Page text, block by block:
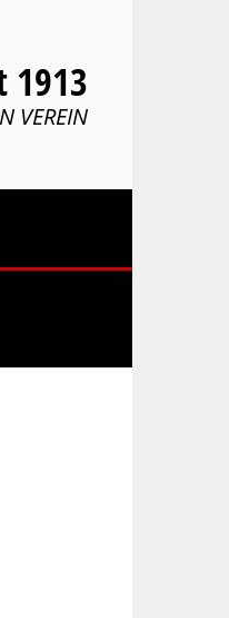
1913
VEREIN